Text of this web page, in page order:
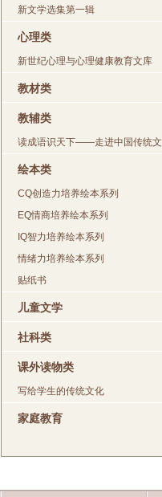
新文学选集第一辑
心理类
新世纪心理与心理健康教育文库
教材类
教辅类
读成语识天下——走进中国传统文
绘本类
CQ创造力培养绘本系列
EQ情商培养绘本系列
IQ智力培养绘本系列
情绪力培养绘本系列
贴纸书
儿童文学
社科类
课外读物类
写给学生的传统文化
家庭教育